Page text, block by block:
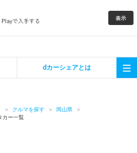
dカーシェアとは
クルマを探す
岡山県
カー一覧
シェア